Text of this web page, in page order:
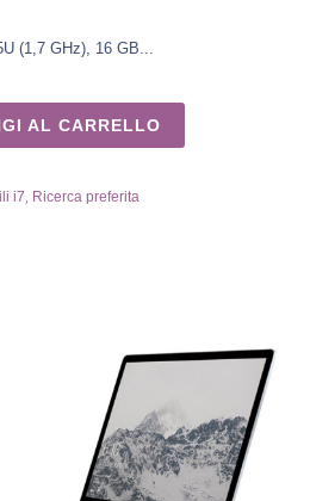
(1,7 GHz), 16 GB...
AL CARRELLO
i7, Ricerca preferita